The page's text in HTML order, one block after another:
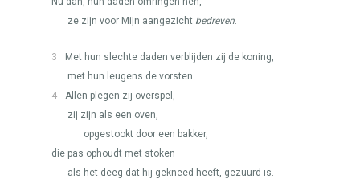
ze zijn voor Mijn aangezicht bedreven.
3
Met hun slechte daden verblijden zij de koning,
met hun leugens de vorsten.
4
Allen plegen zij overspel,
zij zijn als een oven,
opgestookt door een bakker,
die pas ophoudt met stoken
als het deeg dat hij gekneed heeft, gezuurd is.